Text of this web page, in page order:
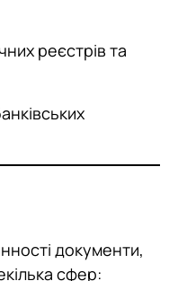
реєстрів та
документи,
сфер: